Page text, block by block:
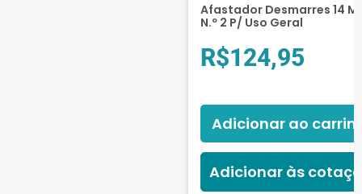
Afastador Desmarres 14
N.º 2 P/ Uso Geral
R$124,95
Adicionar ao
Adicionar às